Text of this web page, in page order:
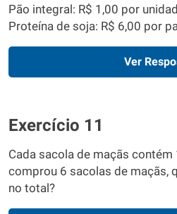
Pão integral: R$ 1,00 por
Proteína de soja: R$ 6,00 por
Ver
Exercício 11
Cada sacola de maçãs contém
comprou 6 sacolas de maçãs,
no total?